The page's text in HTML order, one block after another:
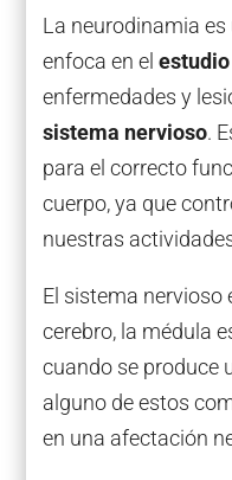
La neurodinamia
enfoca en el
enfermedades y
sistema nervioso.
para el correcto
cuerpo, ya que
nuestras
El sistema nervioso
cerebro, la médula
cuando se produce
alguno de estos
en una afectación